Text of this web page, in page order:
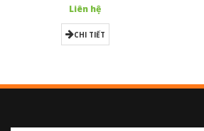
Liên hệ
CHI TIẾT